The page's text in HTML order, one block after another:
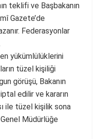
teklifi ve Başbakanın
Gazete’de
Federasyonlar
yükümlülüklerini
tüzel kişiliği
görüşü, Bakanın
edilir ve kararın
ile tüzel kişilik sona
Müdürlüğe